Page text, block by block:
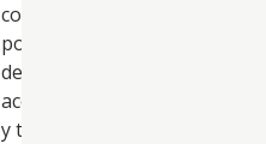
comercialización y el
por mayor o menor, de todo
de carburantes, lubricantes,
aceites, aditivos, y
y todo tipo de derivados del